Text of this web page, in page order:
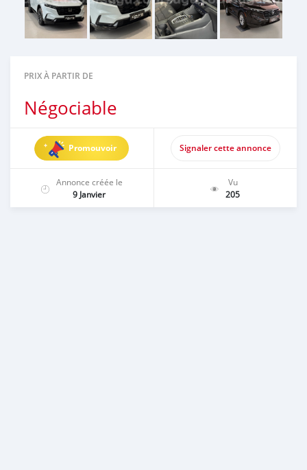
PRIX À PARTIR DE
Négociable
Promouvoir Signaler cette annonce
Annonce créée le
9 Janvier
Vu
205